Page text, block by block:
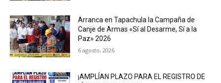
Arranca en Tapachula la Campaña de
Canje de Armas «Sí al Desarme, Sí a la
Paz» 2026
6 agosto, 2026
¡AMPLÍAN PLAZO PARA EL REGISTRO DE